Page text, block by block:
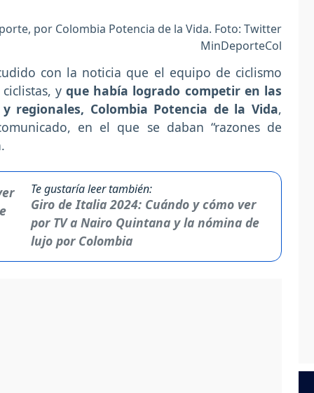
por Colombia Potencia de la Vida. Foto: Twitter
MinDeporteCol
con la noticia que el equipo de ciclismo
y que había logrado competir en las
regionales, Colombia Potencia de la Vida,
en el que se daban “razones de
Te gustaría leer también:
Giro de Italia 2024: Cuándo y cómo ver
por TV a Nairo Quintana y la nómina de
lujo por Colombia